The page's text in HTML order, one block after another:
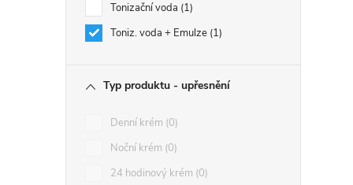
Tonizační voda 1
Toniz. voda + Emulze 1
Typ produktu - upřesnění
Denní krém 0
Noční krém 0
24 hodinový krém 0